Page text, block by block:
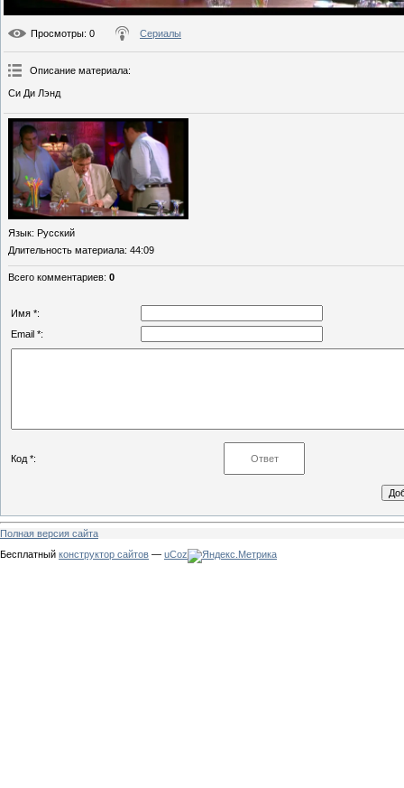
Просмотры: 0 Сериалы
Описание материала:
Си Ди Лэнд
Язык: Русский
Длительность материала: 44:09
Всего комментариев: 0
Имя *:
Email *:
Код *:
Полная версия сайта
Бесплатный конструктор сайтов — uCoz